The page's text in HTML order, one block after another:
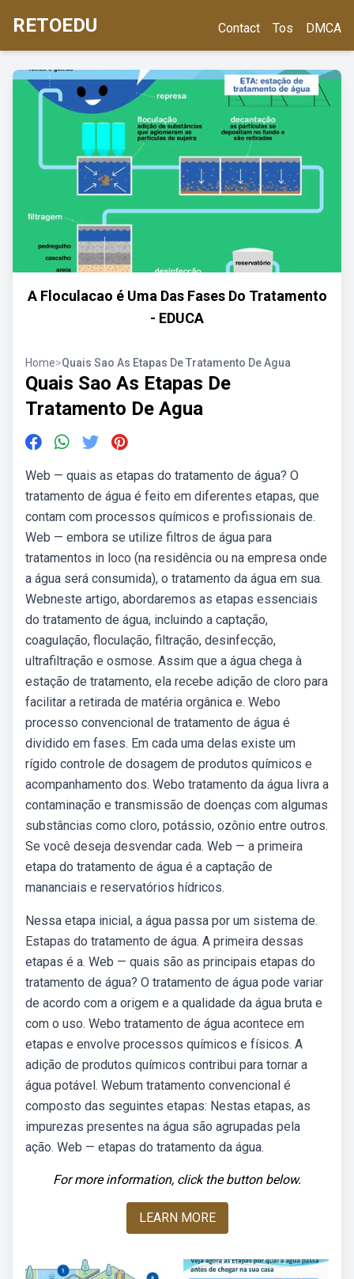
RETOEDU Contact Tos DMCA
A Floculacao é Uma Das Fases Do Tratamento
- EDUCA
Home>Quais Sao As Etapas De Tratamento De Agua
Quais Sao As Etapas De
Tratamento De Agua
Web — quais as etapas do tratamento de água? O
tratamento de água é feito em diferentes etapas, que
contam com processos químicos e profissionais de.
Web — embora se utilize filtros de água para
tratamentos in loco (na residência ou na empresa onde
a água será consumida), o tratamento da água em sua.
Webneste artigo, abordaremos as etapas essenciais
do tratamento de água, incluindo a captação,
coagulação, floculação, filtração, desinfecção,
ultrafiltração e osmose. Assim que a água chega à
estação de tratamento, ela recebe adição de cloro para
facilitar a retirada de matéria orgânica e. Webo
processo convencional de tratamento de água é
dividido em fases. Em cada uma delas existe um
rígido controle de dosagem de produtos químicos e
acompanhamento dos. Webo tratamento da água livra a
contaminação e transmissão de doenças com algumas
substâncias como cloro, potássio, ozônio entre outros.
Se você deseja desvendar cada. Web — a primeira
etapa do tratamento de água é a captação de
mananciais e reservatórios hídricos.
Nessa etapa inicial, a água passa por um sistema de.
Estapas do tratamento de água. A primeira dessas
etapas é a. Web — quais são as principais etapas do
tratamento de água? O tratamento de água pode variar
de acordo com a origem e a qualidade da água bruta e
com o uso. Webo tratamento de água acontece em
etapas e envolve processos químicos e físicos. A
adição de produtos químicos contribui para tornar a
água potável. Webum tratamento convencional é
composto das seguintes etapas: Nestas etapas, as
impurezas presentes na água são agrupadas pela
ação. Web — etapas do tratamento da água.
For more information, click the button below.
LEARN MORE